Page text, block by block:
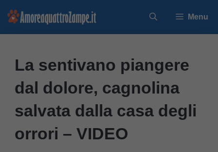
Vai
Menu
La sentivano piangere
dal dolore, cagnolina
salvata dalla casa degli
orrori – VIDEO